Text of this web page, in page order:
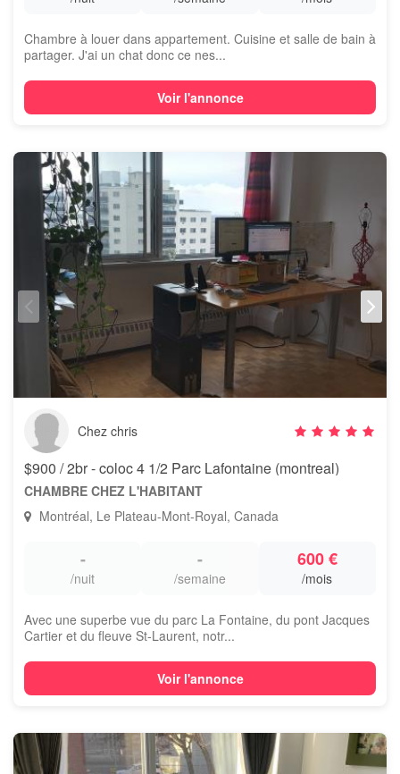
Chambre à louer dans appartement. Cuisine et salle de bain à
partager. J'ai un chat donc ce nes...
Voir l'annonce
Chez chris
$900 / 2br - coloc 4 1/2 Parc Lafontaine (montreal)
CHAMBRE CHEZ L'HABITANT
Montréal, Le Plateau-Mont-Royal, Canada
-
/nuit
-
/semaine
600 €
/mois
Avec une superbe vue du parc La Fontaine, du pont Jacques
Cartier et du fleuve St-Laurent, notr...
Voir l'annonce